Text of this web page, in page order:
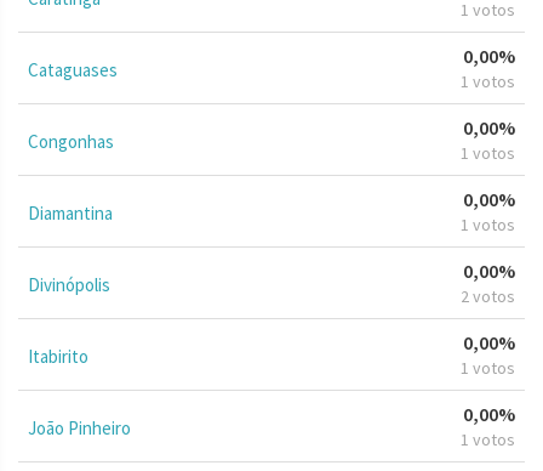
1 votos
Cataguases
0,00%
1 votos
Congonhas
0,00%
1 votos
Diamantina
0,00%
1 votos
Divinópolis
0,00%
2 votos
Itabirito
0,00%
1 votos
João Pinheiro
0,00%
1 votos